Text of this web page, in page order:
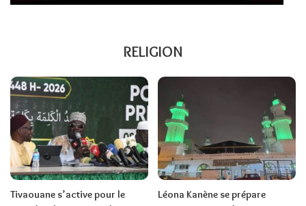
RELIGION
Tivaouane s’active pour le
Léona Kanène se prépare